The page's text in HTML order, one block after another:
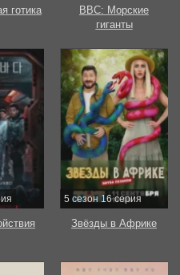
готика
BBC: Морские
гиганты
5 сезон 16 серия
Звёзды в Африке